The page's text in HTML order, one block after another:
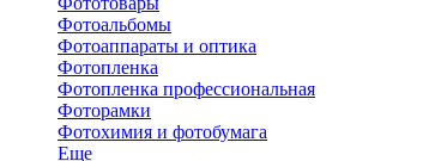
Фотоальбомы
Фотоаппараты и оптика
Фотопленка
Фотопленка профессиональная
Фоторамки
Фотохимия и фотобумага
Еще